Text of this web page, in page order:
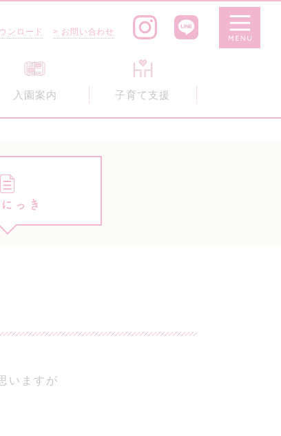
ンロード > お問い合わせ
入園案内 子育て支援
っき
いますが